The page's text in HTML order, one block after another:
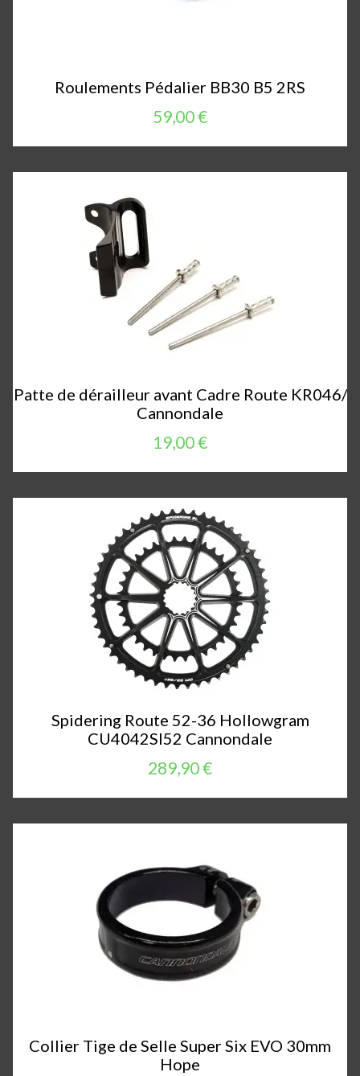
Roulements Pédalier BB30 B5 2RS
59,00 €
Patte de dérailleur avant Cadre Route KR046/
Cannondale
19,00 €
Spidering Route 52-36 Hollowgram
CU4042SI52 Cannondale
289,90 €
Collier Tige de Selle Super Six EVO 30mm
Hope